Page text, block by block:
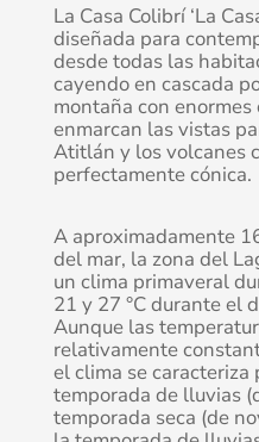
La Casa Colibrí ‘La
diseñada para
desde todas las
cayendo en cascada
montaña con
enmarcan las vistas
Atitlán y los volcanes
perfectamente cónica.
A aproximadamente
del mar, la zona del
un clima primaveral
21 y 27 °C durante el
Aunque las
relativamente
el clima se caracteriza
temporada de lluvias
temporada seca (de